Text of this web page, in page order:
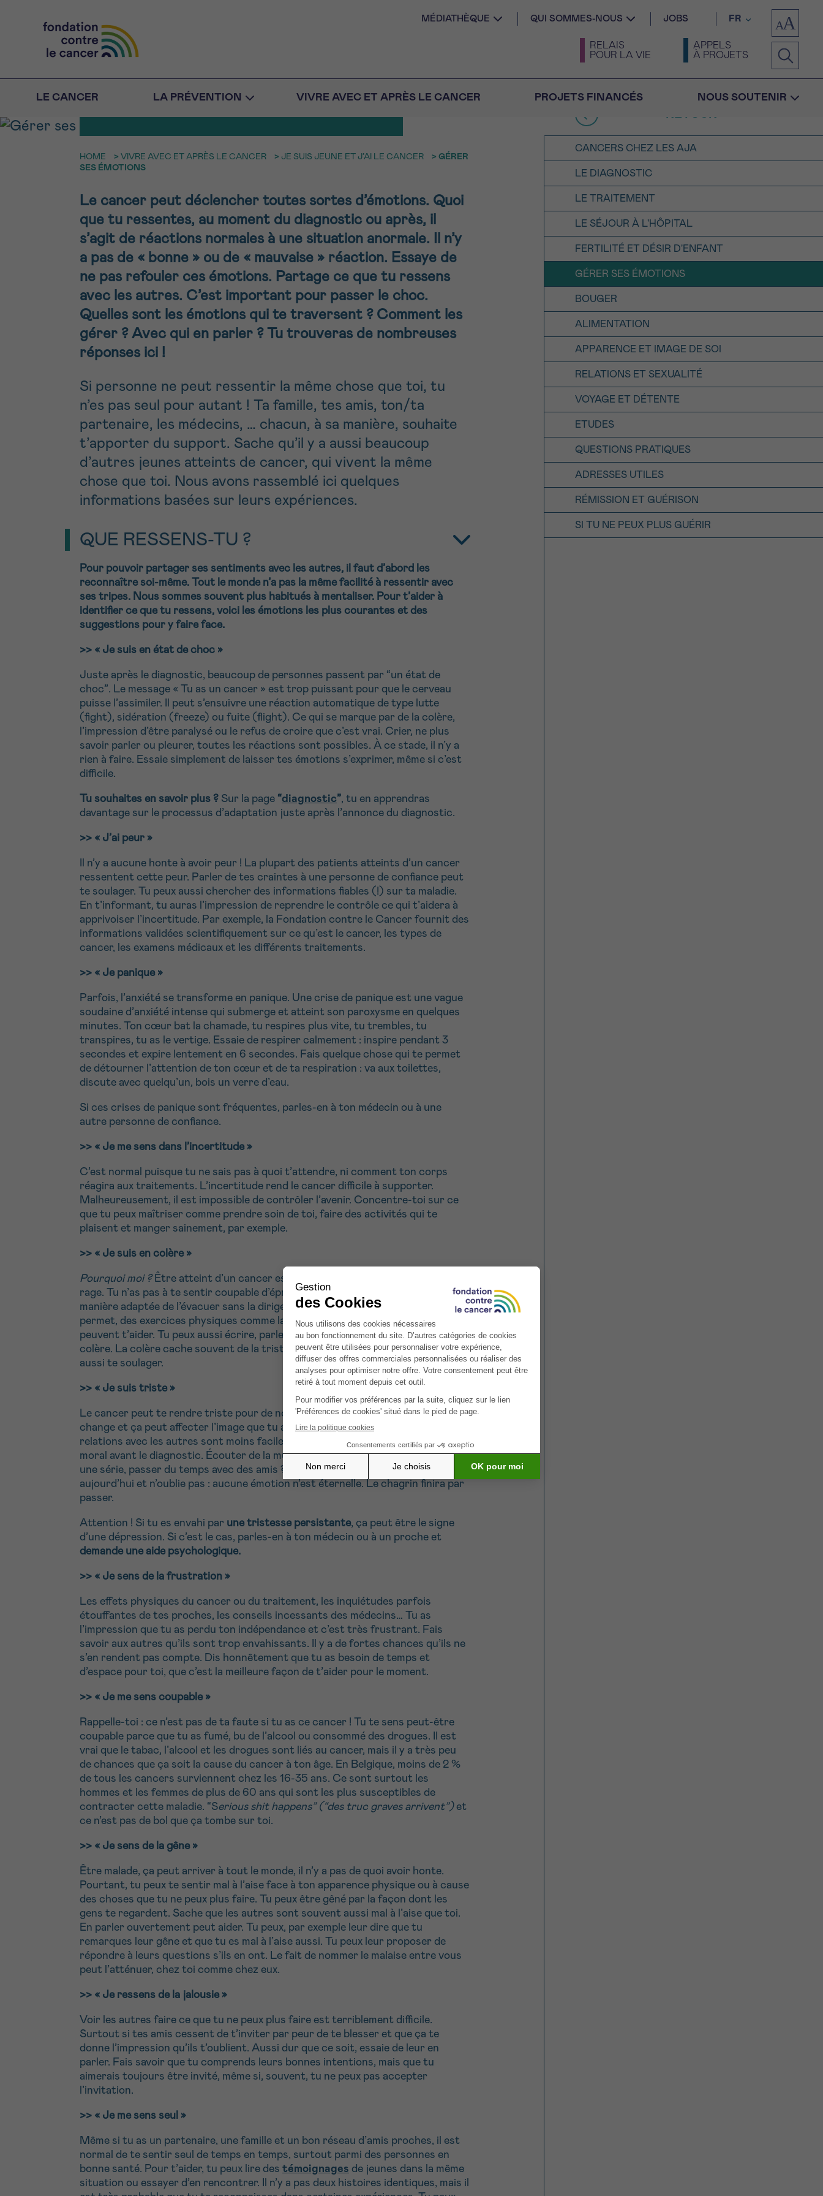
MÉDIATHÈQUE QUI SOMMES-NOUS JOBS FR
RELAIS
POUR LA VIE
APPELS
À PROJETS
LE CANCER LA PRÉVENTION VIVRE AVEC ET APRÈS LE CANCER PROJETS FINANCÉS NOUS SOUTENIR
GÉRER SES ÉMOTIONS
HOME > VIVRE AVEC ET APRÈS LE CANCER > JE SUIS JEUNE ET J’AI LE CANCER > GÉRER
SES ÉMOTIONS
Le cancer peut déclencher toutes sortes d’émotions. Quoi
que tu ressentes, au moment du diagnostic ou après, il
s’agit de réactions normales à une situation anormale. Il n’y
a pas de « bonne » ou de « mauvaise » réaction. Essaye de
ne pas refouler ces émotions. Partage ce que tu ressens
avec les autres. C’est important pour passer le choc.
Quelles sont les émotions qui te traversent ? Comment les
gérer ? Avec qui en parler ? Tu trouveras de nombreuses
réponses ici !
Si personne ne peut ressentir la même chose que toi, tu
n’es pas seul pour autant ! Ta famille, tes amis, ton/ta
partenaire, les médecins, … chacun, à sa manière, souhaite
t’apporter du support. Sache qu’il y a aussi beaucoup
d’autres jeunes atteints de cancer, qui vivent la même
chose que toi. Nous avons rassemblé ici quelques
informations basées sur leurs expériences.
QUE RESSENS-TU ?
Pour pouvoir partager ses sentiments avec les autres, il faut d’abord les
reconnaître soi-même. Tout le monde n’a pas la même facilité à ressentir avec
ses tripes. Nous sommes souvent plus habitués à mentaliser. Pour t’aider à
identifier ce que tu ressens, voici les émotions les plus courantes et des
suggestions pour y faire face.
>> « Je suis en état de choc »
Juste après le diagnostic, beaucoup de personnes passent par “un état de
choc”. Le message « Tu as un cancer » est trop puissant pour que le cerveau
puisse l’assimiler. Il peut s’ensuivre une réaction automatique de type lutte
(fight), sidération (freeze) ou fuite (flight). Ce qui se marque par de la colère,
l’impression d’être paralysé ou le refus de croire que c’est vrai. Crier, ne plus
savoir parler ou pleurer, toutes les réactions sont possibles. À ce stade, il n’y a
rien à faire. Essaie simplement de laisser tes émotions s’exprimer, même si c’est
difficile.
Tu souhaites en savoir plus ? Sur la page “diagnostic”, tu en apprendras
davantage sur le processus d’adaptation juste après l’annonce du diagnostic.
>> « J’ai peur »
Il n’y a aucune honte à avoir peur ! La plupart des patients atteints d’un cancer
ressentent cette peur. Parler de tes craintes à une personne de confiance peut
te soulager. Tu peux aussi chercher des informations fiables (!) sur ta maladie.
En t’informant, tu auras l’impression de reprendre le contrôle ce qui t’aidera à
apprivoiser l’incertitude. Par exemple, la Fondation contre le Cancer fournit des
informations validées scientifiquement sur ce qu’est le cancer, les types de
cancer, les examens médicaux et les différents traitements.
>> « Je panique »
Parfois, l’anxiété se transforme en panique. Une crise de panique est une vague
soudaine d’anxiété intense qui submerge et atteint son paroxysme en quelques
minutes. Ton cœur bat la chamade, tu respires plus vite, tu trembles, tu
transpires, tu as le vertige. Essaie de respirer calmement : inspire pendant 3
secondes et expire lentement en 6 secondes. Fais quelque chose qui te permet
de détourner l’attention de ton cœur et de ta respiration : va aux toilettes,
discute avec quelqu’un, bois un verre d’eau.
Si ces crises de panique sont fréquentes, parles-en à ton médecin ou à une
autre personne de confiance.
>> « Je me sens dans l’incertitude »
C’est normal puisque tu ne sais pas à quoi t’attendre, ni comment ton corps
réagira aux traitements. L’incertitude rend le cancer difficile à supporter.
Malheureusement, il est impossible de contrôler l’avenir. Concentre-toi sur ce
que tu peux maîtriser comme prendre soin de toi, faire des activités qui te
plaisent et manger sainement, par exemple.
>> « Je suis en colère »
Pourquoi moi ?Être atteint d’un cancer est injuste, et ça peut te rendre fou de
rage. Tu n’as pas à te sentir coupable d’éprouver cette colère ! Trouve une
manière adaptée de l’évacuer sans la diriger vers quelqu’un d’autre. Si ton état le
permet, des exercices physiques comme la marche, la natation ou le vélo
peuvent t’aider. Tu peux aussi écrire, parler, chanter, dessiner ou peindre ta
colère. La colère cache souvent de la tristesse : pleurer abondamment peut
aussi te soulager.
>> « Je suis triste »
Le cancer peut te rendre triste pour de nombreuses raisons : ton apparence
change et ça peut affecter l’image que tu as de toi-même, tu te sens faible, tes
relations avec les autres sont moins faciles… Pense à ce qui te remontait le
moral avant le diagnostic. Écouter de la musique, te plonger dans un roman ou
une série, passer du temps avec des amis ? Tente de faire la même chose
aujourd’hui et n’oublie pas : aucune émotion n’est éternelle. Le chagrin finira par
passer.
Attention ! Si tu es envahi par une tristesse persistante, ça peut être le signe
d’une dépression. Si c’est le cas, parles-en à ton médecin ou à un proche et
demande une aide psychologique.
>> « Je sens de la frustration »
Les effets physiques du cancer ou du traitement, les inquiétudes parfois
étouffantes de tes proches, les conseils incessants des médecins… Tu as
l’impression que tu as perdu ton indépendance et c’est très frustrant. Fais
savoir aux autres qu’ils sont trop envahissants. Il y a de fortes chances qu’ils ne
s’en rendent pas compte. Dis honnêtement que tu as besoin de temps et
d’espace pour toi, que c’est la meilleure façon de t’aider pour le moment.
>> « Je me sens coupable »
Rappelle-toi : ce n’est pas de ta faute si tu as ce cancer ! Tu te sens peut-être
coupable parce que tu as fumé, bu de l’alcool ou consommé des drogues. Il est
vrai que le tabac, l’alcool et les drogues sont liés au cancer, mais il y a très peu
de chances que ça soit la cause du cancer à ton âge. En Belgique, moins de 2 %
de tous les cancers surviennent chez les 16-35 ans. Ce sont surtout les
hommes et les femmes de plus de 60 ans qui sont les plus susceptibles de
contracter cette maladie. “Serious shit happens” (“des truc graves arrivent”)et
ce n’est pas de bol que ça tombe sur toi.
>> « Je sens de la gêne »
Être malade, ça peut arriver à tout le monde, il n’y a pas de quoi avoir honte.
Pourtant, tu peux te sentir mal à l’aise face à ton apparence physique ou à cause
des choses que tu ne peux plus faire. Tu peux être gêné par la façon dont les
gens te regardent. Sache que les autres sont souvent aussi mal à l’aise que toi.
En parler ouvertement peut aider. Tu peux, par exemple leur dire que tu
remarques leur gêne et que tu es mal à l’aise aussi. Tu peux leur proposer de
répondre à leurs questions s’ils en ont. Le fait de nommer le malaise entre vous
peut l’atténuer, chez toi comme chez eux.
>> « Je ressens de la jalousie »
Voir les autres faire ce que tu ne peux plus faire est terriblement difficile.
Surtout si tes amis cessent de t’inviter par peur de te blesser et que ça te
donne l’impression qu’ils t’oublient. Aussi dur que ce soit, essaie de leur en
parler. Fais savoir que tu comprends leurs bonnes intentions, mais que tu
aimerais toujours être invité, même si, souvent, tu ne peux pas accepter
l’invitation.
>> « Je me sens seul »
Même si tu as un partenaire, une famille et un bon réseau d’amis proches, il est
normal de te sentir seul de temps en temps, surtout parmi des personnes en
bonne santé. Pour t’aider, tu peux lire des témoignages de jeunes dans la même
situation ou essayer d’en rencontrer. Il n’y a pas deux histoires identiques, mais il
RETOUR
CANCERS CHEZ LES AJA
LE DIAGNOSTIC
LE TRAITEMENT
LE SÉJOUR À L'HÔPITAL
FERTILITÉ ET DÉSIR D'ENFANT
GÉRER SES ÉMOTIONS
BOUGER
ALIMENTATION
APPARENCE ET IMAGE DE SOI
RELATIONS ET SEXUALITÉ
VOYAGE ET DÉTENTE
ETUDES
QUESTIONS PRATIQUES
ADRESSES UTILES
RÉMISSION ET GUÉRISON
SI TU NE PEUX PLUS GUÉRIR
NOM PRÉNOM
FACE AU CANCER VOUS
N’ÊTES PAS SEUL
Des professionnels pour répondre à
toutes vos questions sur le cancer
Contactez-nous
Par téléphone
Via le formulaire de
Je souhaite être rappelé.e
RETOUR
NOM PRÉNOM
E-MAIL
VOTRE QUESTION
Je souhaite recevoir la Newsletter
J’accepte lesconditions d’utilisations
*CHAMP OBLIGATOIRE
RETOUR
Rendez-vous Question Confirmation
CHOISISSEZ L’HEURE DU RENDEZ-VOUS
9h-11h 11h-13h 13h-16h 16h-18h